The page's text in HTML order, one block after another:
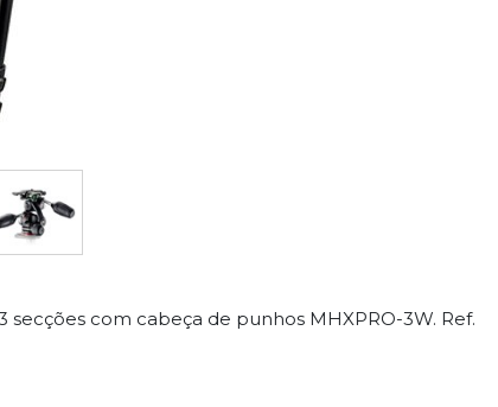
secções com cabeça de punhos MHXPRO-3W. Ref.